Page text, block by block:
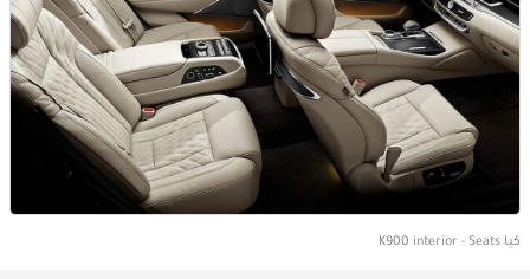
كيا K900 interior - Seats